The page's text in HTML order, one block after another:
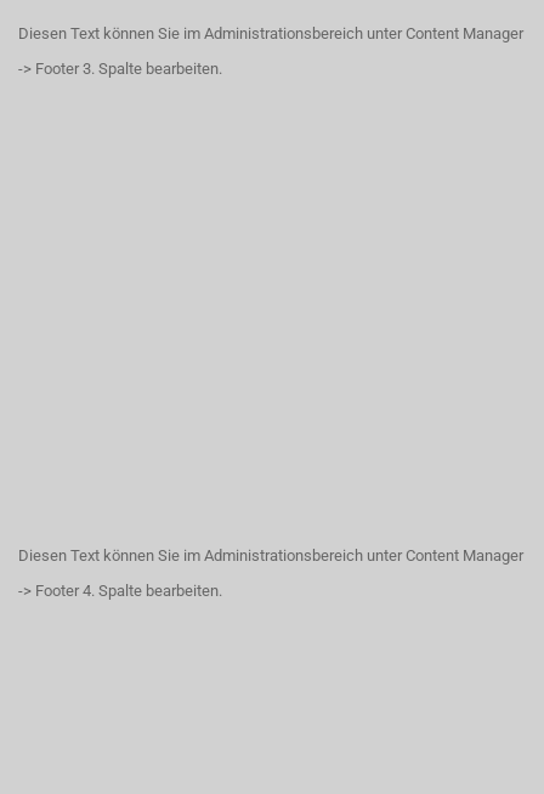
Diesen Text können Sie im Administrationsbereich unter Content Manager
-> Footer 3. Spalte bearbeiten.
Diesen Text können Sie im Administrationsbereich unter Content Manager
-> Footer 4. Spalte bearbeiten.